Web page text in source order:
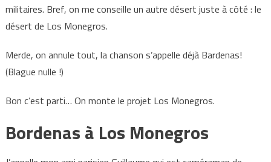
militaires. Bref, on me conseille un autre désert juste à côté : le
désert de Los Monegros.
Merde, on annule tout, la chanson s’appelle déjà Bardenas!
(Blague nulle !)
Bon c’est parti… On monte le projet Los Monegros.
Bordenas à Los Monegros